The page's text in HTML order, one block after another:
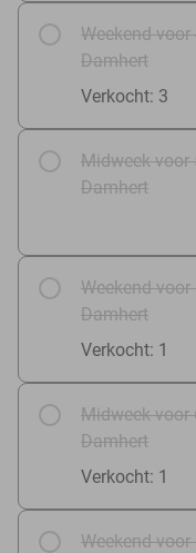
Weekend
Damhert
Verkocht: 3
Midweek voor
Damhert
Weekend
Damhert
Verkocht: 1
Midweek voor
Damhert
Verkocht: 1
Weekend